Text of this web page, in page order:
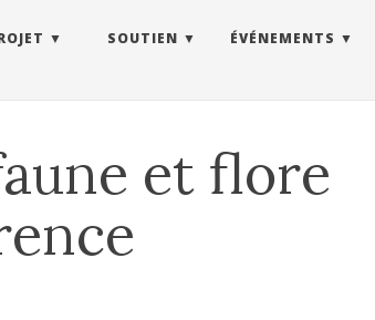
SOUTIEN ÉVÉNEMENTS
et flore